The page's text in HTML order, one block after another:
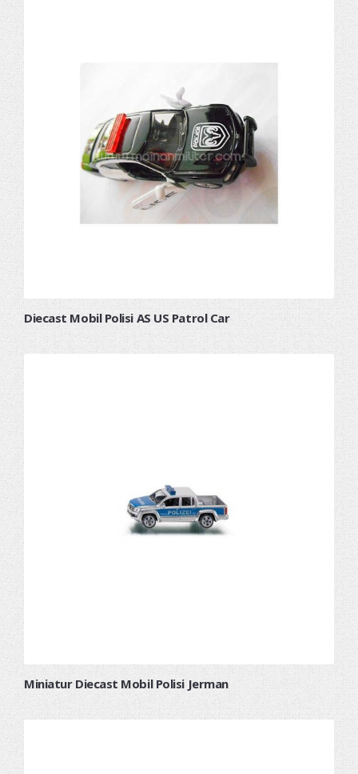
Diecast Mobil Polisi AS US Patrol Car
Miniatur Diecast Mobil Polisi Jerman